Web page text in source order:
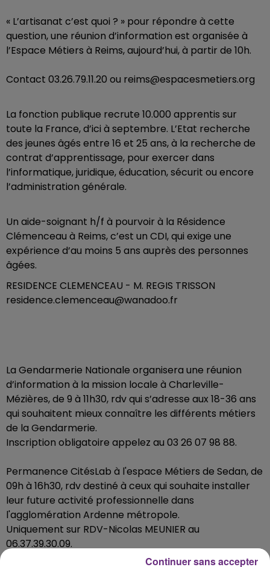
« L’artisanat c’est quoi ? » pour répondre à cette
question, une réunion d’information est organisée à
l’Espace Métiers à Reims, aujourd’hui, à partir de 10h.
Contact 03.26.79.11.20 ou reims@espacesmetiers.org
La fonction publique recrute 10.000 apprentis sur
toute la France, d’ici à septembre. L’Etat recherche
des jeunes âgés entre 16 et 25 ans, à la recherche de
contrat d’apprentissage, pour exercer dans
l’informatique, juridique, éducation, sécurit ou encore
l’administration générale.
Un aide-soignant h/f à pourvoir à la Résidence
Clémenceau à Reims, c’est un CDI, qui exige une
expérience d’au moins 5 ans auprès des personnes
âgées.
RESIDENCE CLEMENCEAU - M. REGIS TRISSON
residence.clemenceau@wanadoo.fr
La Gendarmerie Nationale organisera une réunion
d’information à la mission locale à Charleville-
Mézières, de 9 à 11h30, rdv qui s’adresse aux 18-36 ans
qui souhaitent mieux connaître les différents métiers
de la Gendarmerie.
Inscription obligatoire appelez au 03 26 07 98 88.
Permanence CitésLab à l'espace Métiers de Sedan, de
09h à 16h30, rdv destiné à ceux qui souhaite installer
leur future activité professionnelle dans
l'agglomération Ardenne métropole.
Uniquement sur RDV-Nicolas MEUNIER au
06.37.39.30.09.
Continuer sans accepter